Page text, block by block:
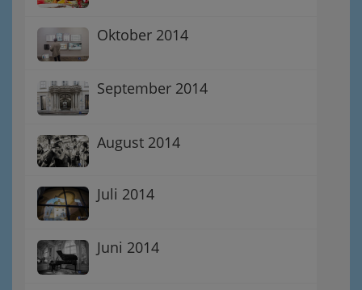
Oktober 2014
September 2014
August 2014
Juli 2014
Juni 2014